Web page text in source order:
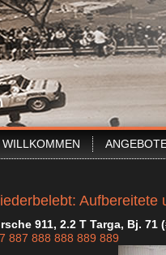
WILLKOMMEN
Aufbereitete
911, 2.2 T Targa, Bj. 71
887 888 888 889 889